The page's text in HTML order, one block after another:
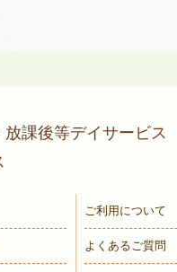
放課後等デイサービス
ご利用について
よくあるご質問